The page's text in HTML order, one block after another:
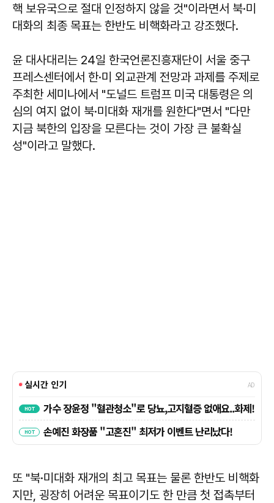
핵 보유국으로 절대 인정하지 않을 것"이라면서 북·미
대화의 최종 목표는 한반도 비핵화라고 강조했다.
윤 대사대리는 24일 한국언론진흥재단이 서울 중구
프레스센터에서 한·미 외교관계 전망과 과제를 주제로
주최한 세미나에서 "도널드 트럼프 미국 대통령은 의
심의 여지 없이 북·미대화 재개를 원한다"면서 "다만
지금 북한의 입장을 모른다는 것이 가장 큰 불확실
성"이라고 말했다.
또 "북·미대화 재개의 최고 목표는 물론 한반도 비핵화
지만, 굉장히 어려운 목표이기도 한 만큼 첫 접촉부터